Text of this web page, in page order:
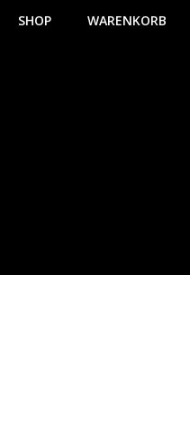
SHOP WARENKORB